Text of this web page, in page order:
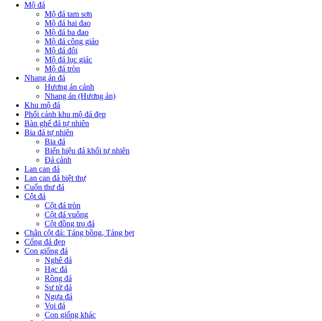
Mộ đá
Mộ đá tam sơn
Mộ đá hai đao
Mộ đá ba đao
Mộ đá công giáo
Mộ đá đôi
Mộ đá lục giác
Mộ đá tròn
Nhang án đá
Hương án cánh
Nhang án (Hương án)
Khu mộ đá
Phối cảnh khu mộ đá đẹp
Bàn ghế đá tự nhiên
Bia đá tự nhiên
Bia đá
Biển hiệu đá khối tự nhiên
Đá cảnh
Lan can đá
Lan can đá biệt thự
Cuốn thư đá
Cột đá
Cột đá tròn
Cột đá vuông
Cột đồng trụ đá
Chân cột đá: Tảng bồng, Tảng bẹt
Cổng đá đẹp
Con giống đá
Nghê đá
Hạc đá
Rồng đá
Sư tử đá
Ngựa đá
Voi đá
Con giống khác